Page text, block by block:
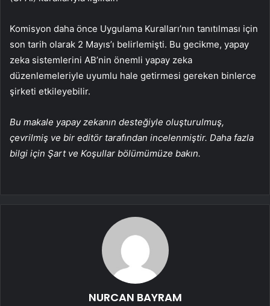
Komisyon daha önce Uygulama Kuralları’nın tanıtılması için
son tarih olarak 2 Mayıs’ı belirlemişti. Bu gecikme, yapay
zeka sistemlerini AB’nin önemli yapay zeka
düzenlemeleriyle uyumlu hale getirmesi gereken binlerce
şirketi etkileyebilir.
Bu makale yapay zekanın desteğiyle oluşturulmuş,
çevrilmiş ve bir editör tarafından incelenmiştir. Daha fazla
bilgi için Şart ve Koşullar bölümümüze bakın.
NURCAN BAYRAM